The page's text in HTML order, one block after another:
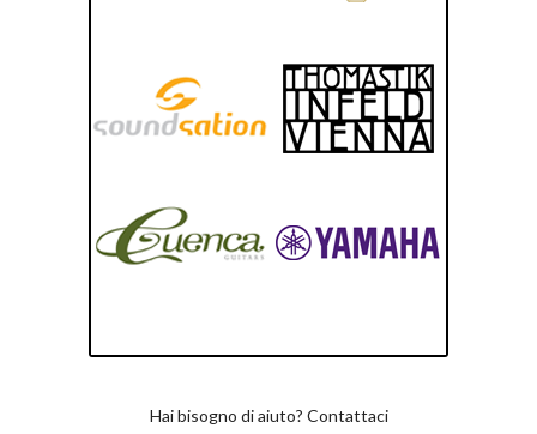
Hai bisogno di aiuto? Contattaci